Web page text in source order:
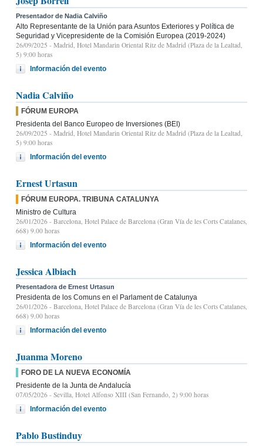
Presentador de Nadia Calviño
Alto Representante de la Unión para Asuntos Exteriores y Política de
Seguridad y Vicepresidente de la Comisión Europea (2019-2024)
26/09/2025 - Madrid, Hotel Mandarin Oriental Ritz de Madrid (Plaza de la Lealtad,
5) 9:00 horas
Información del evento
Nadia Calviño
FÓRUM EUROPA
Presidenta del Banco Europeo de Inversiones (BEI)
26/09/2025 - Madrid, Hotel Mandarin Oriental Ritz de Madrid (Plaza de la Lealtad,
5) 9:00 horas
Información del evento
Ernest Urtasun
FÓRUM EUROPA. TRIBUNA CATALUNYA
Ministro de Cultura
26/01/2026 - Barcelona, Hotel Palace de Barcelona (Gran Vía de les Corts Catalanes,
668) 9.00 horas
Información del evento
Jessica Albiach
Presentadora de Ernest Urtasun
Presidenta de los Comuns en el Parlament de Catalunya
26/01/2026 - Barcelona, Hotel Palace de Barcelona (Gran Vía de les Corts Catalanes,
668) 9.00 horas
Información del evento
Juanma Moreno
FORO DE LA NUEVA ECONOMÍA
Presidente de la Junta de Andalucía
07/05/2026 - Sevilla, Hotel Alfonso XIII (San Fernando, 2) 9:00 horas
Información del evento
Pablo Bustinduy